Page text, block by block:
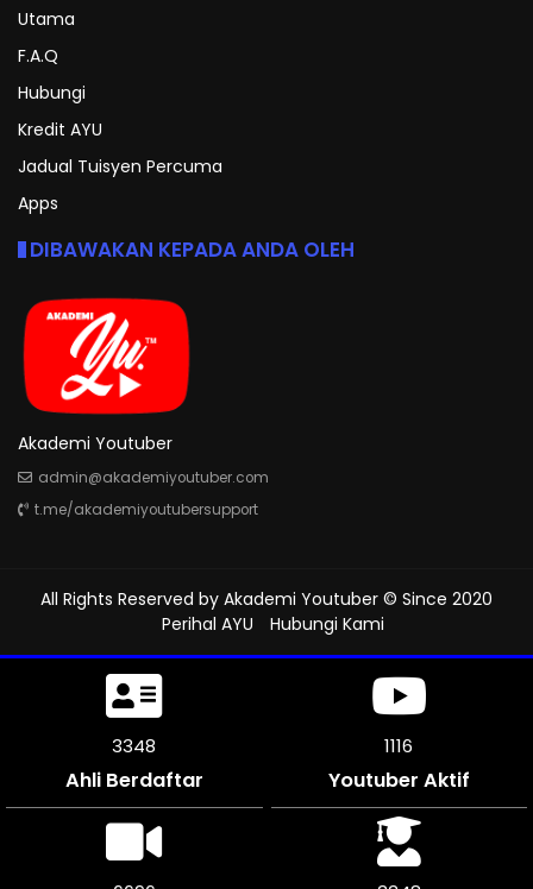
Utama
F.A.Q
Hubungi
Kredit AYU
Jadual Tuisyen Percuma
Apps
DIBAWAKAN KEPADA ANDA OLEH
Akademi Youtuber
admin@akademiyoutuber.com
t.me/akademiyoutubersupport
All Rights Reserved by Akademi Youtuber © Since 2020
Perihal AYU
Hubungi Kami
3681
Ahli Berdaftar
1227
Youtuber Aktif